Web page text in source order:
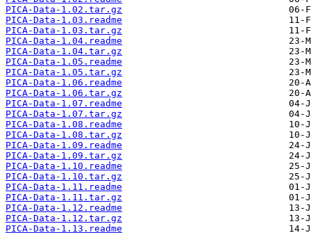
PICA-Data-1.02.tar.gz
PICA-Data-1.03.readme
PICA-Data-1.03.tar.gz
PICA-Data-1.04.readme
PICA-Data-1.04.tar.gz
PICA-Data-1.05.readme
PICA-Data-1.05.tar.gz
PICA-Data-1.06.readme
PICA-Data-1.06.tar.gz
PICA-Data-1.07.readme
PICA-Data-1.07.tar.gz
PICA-Data-1.08.readme
PICA-Data-1.08.tar.gz
PICA-Data-1.09.readme
PICA-Data-1.09.tar.gz
PICA-Data-1.10.readme
PICA-Data-1.10.tar.gz
PICA-Data-1.11.readme
PICA-Data-1.11.tar.gz
PICA-Data-1.12.readme
PICA-Data-1.12.tar.gz
PICA-Data-1.13.readme